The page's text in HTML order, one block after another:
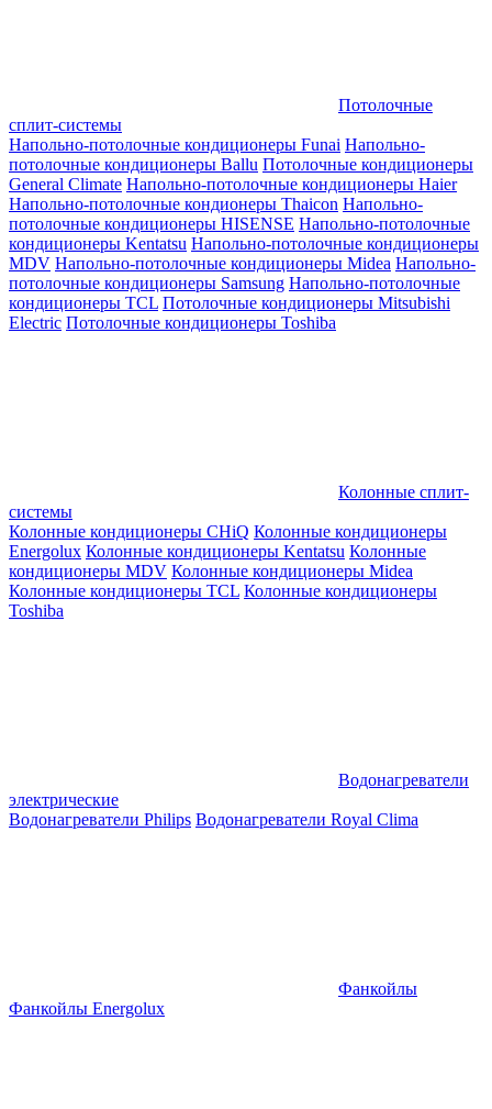
Потолочные
сплит-системы
Напольно-потолочные кондиционеры Funai Напольно-
потолочные кондиционеры Ballu Потолочные кондиционеры
General Climate Напольно-потолочные кондиционеры Haier
Напольно-потолочные кондионеры Thaicon Напольно-
потолочные кондиционеры HISENSE Напольно-потолочные
кондиционеры Kentatsu Напольно-потолочные кондиционеры
MDV Напольно-потолочные кондиционеры Midea Напольно-
потолочные кондиционеры Samsung Напольно-потолочные
кондиционеры TCL Потолочные кондиционеры Mitsubishi
Electric Потолочные кондиционеры Toshiba
Колонные сплит-
системы
Колонные кондиционеры CHiQ Колонные кондиционеры
Energolux Колонные кондиционеры Kentatsu Колонные
кондиционеры MDV Колонные кондиционеры Midea
Колонные кондиционеры TCL Колонные кондиционеры
Toshiba
Водонагреватели
электрические
Водонагреватели Philips Водонагреватели Royal Clima
Фанкойлы
Фанкойлы Energolux